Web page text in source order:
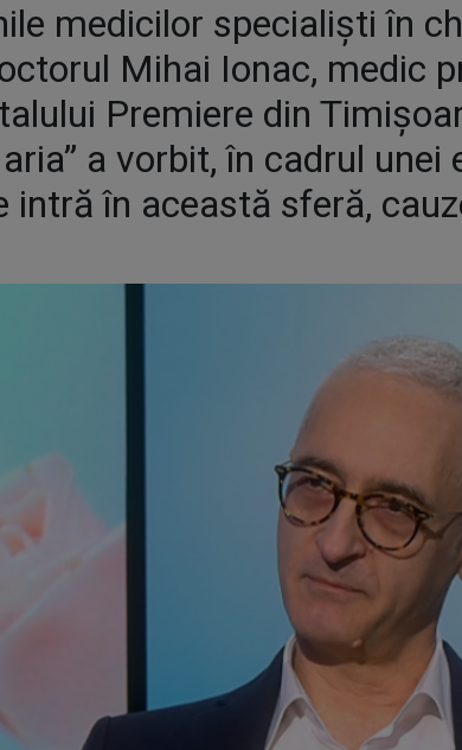
medicilor specialiști în
Mihai Ionac, medic
Premiere din
a vorbit, în cadrul unei
intră în această sferă,